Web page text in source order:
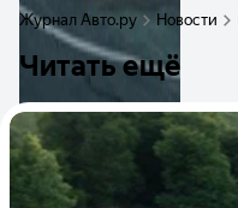
Журнал Авто.ру Новости
Читать ещё